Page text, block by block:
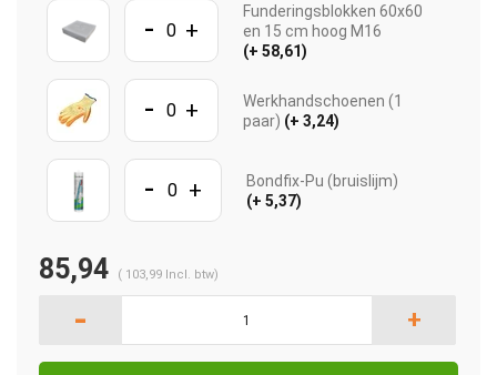
- +
Funderingsblokken 60x60
en 15 cm hoog M16
(+ 58,61)
- +
Werkhandschoenen (1
paar) (+ 3,24)
- +
Bondfix-Pu (bruislijm)
(+ 5,37)
85,94 ( 103,99 Incl. btw)
- +